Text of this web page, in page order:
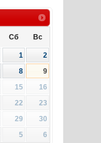
Сб Вс
1
2
8
9
15
16
22
23
29
30
5 6